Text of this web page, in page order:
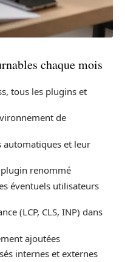
chaque mois
tous les plugins et
de
automatiques et leur
plugin renommé
éventuels utilisateurs
(LCP, CLS, INP) dans
ajoutées
internes et externes